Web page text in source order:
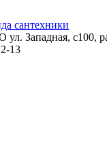
Западная, с100,
13